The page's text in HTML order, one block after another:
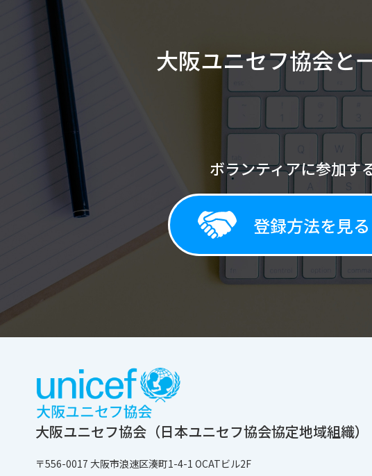
大阪ユニセフ協会と
ボランティアに参加す
登録方法を見る
大阪ユニセフ協会 （日本ユニセフ協会協定地域組織）
〒556-0017 大阪市浪速区湊町1-4-1 OCATビル2F